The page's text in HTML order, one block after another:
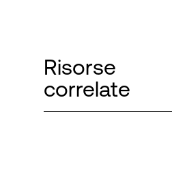
Risorse
correlate